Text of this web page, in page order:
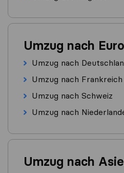
Umzug nach
Umzug nach
Umzug nach Frankreich
Umzug nach Schweiz
Umzug nach
Umzug nach